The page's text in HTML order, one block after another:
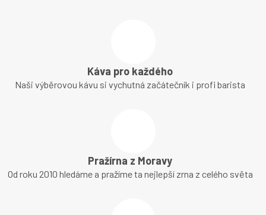
Káva pro každého
Naši výběrovou kávu si vychutná začátečník i profi barista
Pražírna z Moravy
Od roku 2010 hledáme a pražíme ta nejlepší zrna z celého světa